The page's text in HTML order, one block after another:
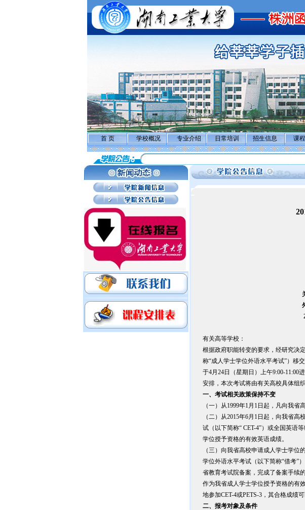
首 页 学校概况 专业介绍 日常培训 招生信息 课
有关高等学校：
根据政府职能转变的要求，经研究决
称“成人学士学位外语水平考试”）移
于4月24日（星期日）上午9:00-11:00
安排，本次考试将由有关高校具体组
一、考试相关政策保持不变
（一）从1999年1月1日起，凡向我
（二）从2015年6月1日起，向我省
试（以下简称“ CET-4”）或全国英语
学位授予资格的有效英语成绩。
（三）向我省高校申请成人学士学
学位外语水平考试（以下简称“借考”
省教育考试院备案，完成了备案手续
作为我省成人学士学位授予资格的有
地参加CET-4或PETS-3，其合格成
二、报考对象及条件